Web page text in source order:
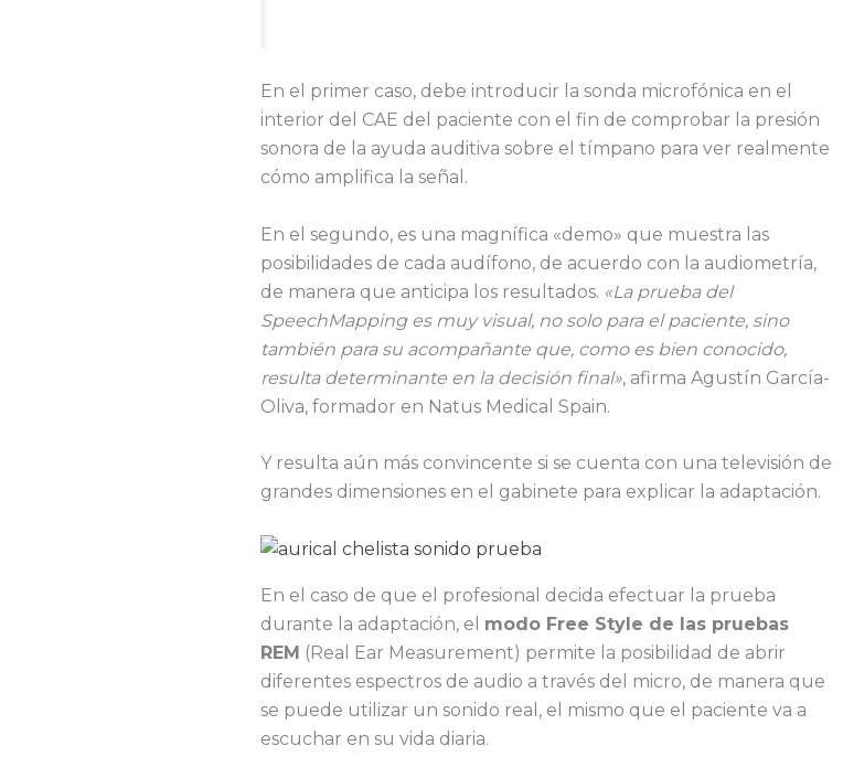
En el primer caso, debe introducir la sonda microfónica en el
interior del CAE del paciente con el fin de comprobar la presión
sonora de la ayuda auditiva sobre el tímpano para ver realmente
cómo amplifica la señal.
En el segundo, es una magnífica «demo» que muestra las
posibilidades de cada audífono, de acuerdo con la audiometría,
de manera que anticipa los resultados. «La prueba del
SpeechMapping es muy visual, no solo para el paciente, sino
también para su acompañante que, como es bien conocido,
resulta determinante en la decisión final», afirma Agustín García-
Oliva, formador en Natus Medical Spain.
Y resulta aún más convincente si se cuenta con una televisión de
grandes dimensiones en el gabinete para explicar la adaptación.
En el caso de que el profesional decida efectuar la prueba
durante la adaptación, el modo Free Style de las pruebas
REM (Real Ear Measurement) permite la posibilidad de abrir
diferentes espectros de audio a través del micro, de manera que
se puede utilizar un sonido real, el mismo que el paciente va a
escuchar en su vida diaria.